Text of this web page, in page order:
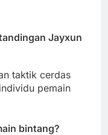
Jayxun
taktik cerdas
pemain
bintang?